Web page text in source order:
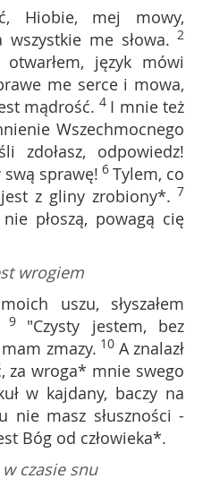
Hiobie, mej mowy,
me słowa. 2
język mówi
me serce i mowa,
mądrość. 4 I mnie też
Wszechmocnego
zdołasz, odpowiedz!
swą sprawę! 6 Tylem, co
z gliny zrobiony*. 7
płoszą, powagą cię
wrogiem
uszu, słyszałem
9 "Czysty jestem, bez
zmazy. 10 A znalazł
za wroga* mnie swego
w kajdany, baczy na
nie masz słuszności -
Bóg od człowieka*.
czasie snu